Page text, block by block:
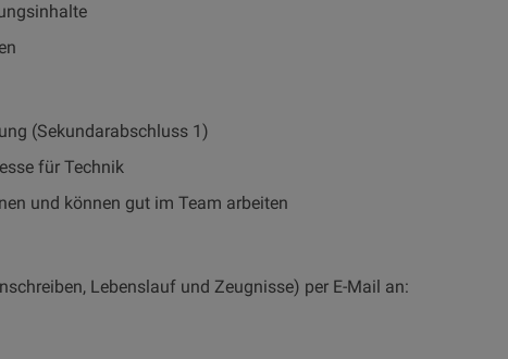
(Sekundarabschluss 1)
für Technik
und können gut im Team arbeiten
Lebenslauf und Zeugnisse) per E-Mail an: